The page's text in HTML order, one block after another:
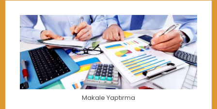
Makale Yaptırma